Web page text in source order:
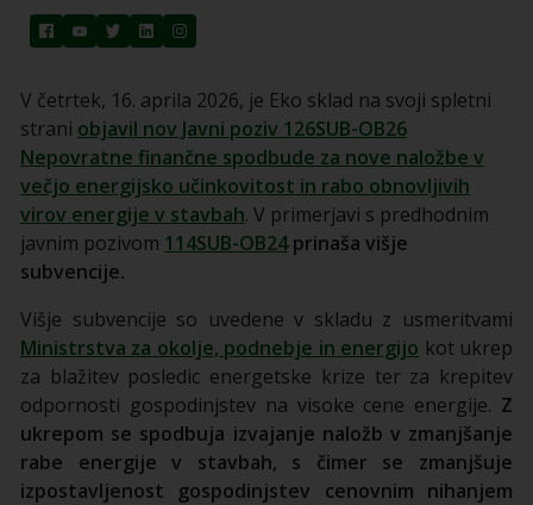
V četrtek, 16. aprila 2026, je Eko sklad na svoji spletni
strani objavil nov Javni poziv 126SUB-OB26
Nepovratne finančne spodbude za nove naložbe v
večjo energijsko učinkovitost in rabo obnovljivih
virov energije v stavbah. V primerjavi s predhodnim
javnim pozivom 114SUB-OB24 prinaša višje
subvencije.
Višje subvencije so uvedene v skladu z usmeritvami
Ministrstva za okolje, podnebje in energijo kot ukrep
za blažitev posledic energetske krize ter za krepitev
odpornosti gospodinjstev na visoke cene energije. Z
ukrepom se spodbuja izvajanje naložb v zmanjšanje
rabe energije v stavbah, s čimer se zmanjšuje
izpostavljenost gospodinjstev cenovnim nihanjem